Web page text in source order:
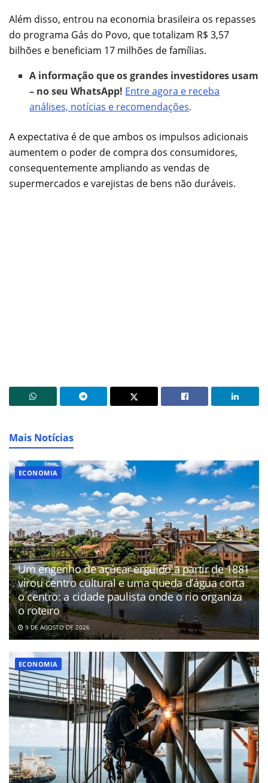
Além disso, entrou na economia brasileira os repasses
do programa Gás do Povo, que totalizam R$ 3,57
bilhões e beneficiam 17 milhões de famílias.
A informação que os grandes investidores usam
– no seu WhatsApp! Entre agora e receba
análises, notícias e recomendações.
A expectativa é de que ambos os impulsos adicionais
aumentem o poder de compra dos consumidores,
consequentemente ampliando as vendas de
supermercados e varejistas de bens não duráveis.
Mais Notícias
ECONOMIA
Um engenho de açúcar erguido a partir de 1881
virou centro cultural e uma queda d’água corta
o centro: a cidade paulista onde o rio organiza
o roteiro
9 DE AGOSTO DE 2026
ECONOMIA